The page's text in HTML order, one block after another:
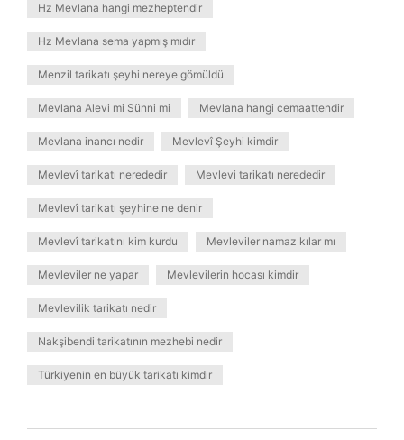
Hz Mevlana hangi mezheptendir
Hz Mevlana sema yapmış mıdır
Menzil tarikatı şeyhi nereye gömüldü
Mevlana Alevi mi Sünni mi Mevlana hangi cemaattendir
Mevlana inancı nedir Mevlevî Şeyhi kimdir
Mevlevî tarikatı nerededir Mevlevi tarikatı nerededir
Mevlevî tarikatı şeyhine ne denir
Mevlevî tarikatını kim kurdu Mevleviler namaz kılar mı
Mevleviler ne yapar Mevlevilerin hocası kimdir
Mevlevilik tarikatı nedir
Nakşibendi tarikatının mezhebi nedir
Türkiyenin en büyük tarikatı kimdir